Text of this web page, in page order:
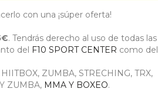
con una ¡súper oferta!
. Tendrás derecho al uso de todas las
del F10 SPORT CENTER como del
ZUMBA, STRECHING, TRX,
ZUMBA, MMA Y BOXEO.